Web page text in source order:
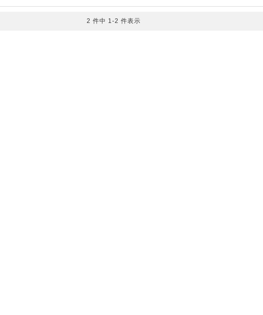
2 件中 1-2 件表示